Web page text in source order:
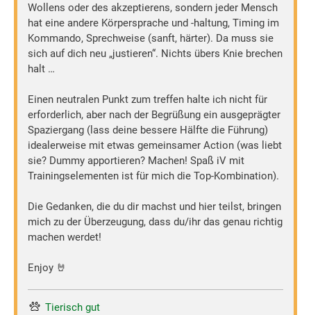
Wollens oder des akzeptierens, sondern jeder Mensch
hat eine andere Körpersprache und -haltung, Timing im
Kommando, Sprechweise (sanft, härter). Da muss sie
sich auf dich neu „justieren“. Nichts übers Knie brechen
halt …
Einen neutralen Punkt zum treffen halte ich nicht für
erforderlich, aber nach der Begrüßung ein ausgeprägter
Spaziergang (lass deine bessere Hälfte die Führung)
idealerweise mit etwas gemeinsamer Action (was liebt
sie? Dummy apportieren? Machen! Spaß iV mit
Trainingselementen ist für mich die Top-Kombination).
Die Gedanken, die du dir machst und hier teilst, bringen
mich zu der Überzeugung, dass du/ihr das genau richtig
machen werdet!
Enjoy 🤘
Tierisch gut